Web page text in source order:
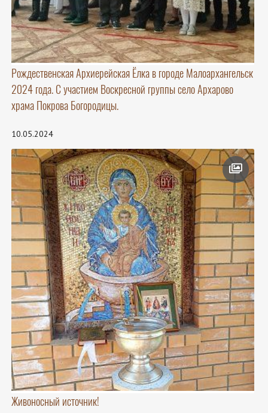
Рождественская Архиерейская Ёлка в городе Малоархангельск
2024 года. С участием Воскресной группы село Архарово
храма Покрова Богородицы.
10.05.2024
Живоносный источник!